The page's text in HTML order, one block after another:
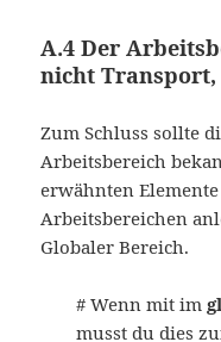
A.4 Der
nicht Transport,
Zum Schluss sollte
Arbeitsbereich
erwähnten
Arbeitsbereichen
Globaler Bereich.
# Wenn mit im
musst du dies